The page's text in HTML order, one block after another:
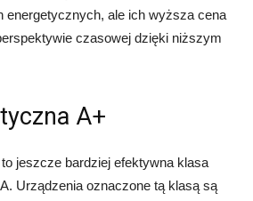
energetycznych, ale ich wyższa cena
czasowej dzięki niższym
A+
jeszcze bardziej efektywna klasa
Urządzenia oznaczone tą klasą są